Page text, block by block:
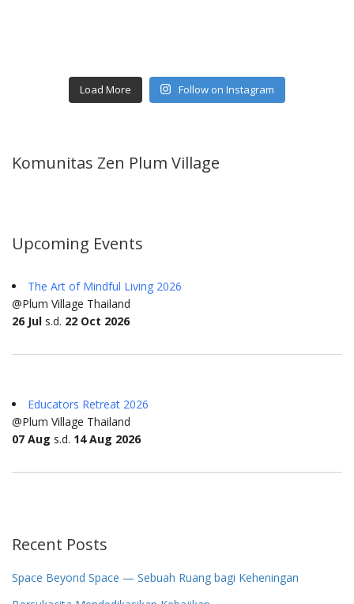
Load More Follow on Instagram
Komunitas Zen Plum Village
Upcoming Events
The Art of Mindful Living 2026
@Plum Village Thailand
26 Jul s.d. 22 Oct 2026
Educators Retreat 2026
@Plum Village Thailand
07 Aug s.d. 14 Aug 2026
Recent Posts
Space Beyond Space — Sebuah Ruang bagi Keheningan